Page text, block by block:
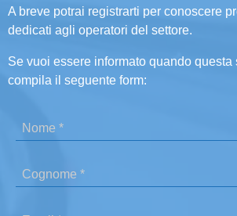
A breve potrai registrarti per conoscere
dedicati agli operatori del settore.
Se vuoi essere informato quando questa
compila il seguente form: